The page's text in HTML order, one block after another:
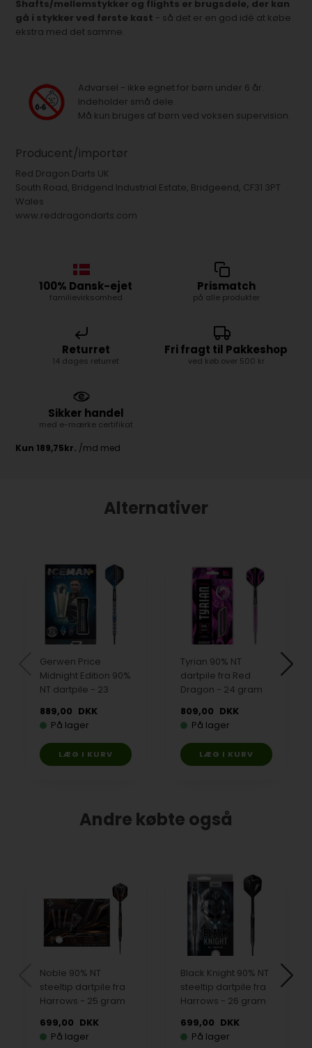
Shafts/mellemstykker og flights er brugsdele, der kan
gå i stykker ved første kast - så det er en god idé at købe
ekstra med det samme.
Advarsel - ikke egnet for børn under 6 år.
Indeholder små dele.
Må kun bruges af børn ved voksen supervision.
Producent/importør
Red Dragon Darts UK
South Road, Bridgend Industrial Estate, Bridgeend, CF31 3PT
Wales
www.reddragondarts.com
100% Dansk-ejet
familievirksomhed
Prismatch
på alle produkter
Returret
14 dages returret
Fri fragt til Pakkeshop
ved køb over 500 kr
Sikker handel
med e-mærke certifikat
Alternativer
Gerwen Price
Midnight Edition 90%
NT dartpile - 23
889,00 DKK
På lager
Tyrian 90% NT
dartpile fra Red
Dragon - 24 gram
809,00 DKK
På lager
Andre købte også
Noble 90% NT
steeltip dartpile fra
Harrows - 25 gram
699,00 DKK
På lager
Black Knight 90% NT
steeltip dartpile fra
Harrows - 26 gram
699,00 DKK
På lager